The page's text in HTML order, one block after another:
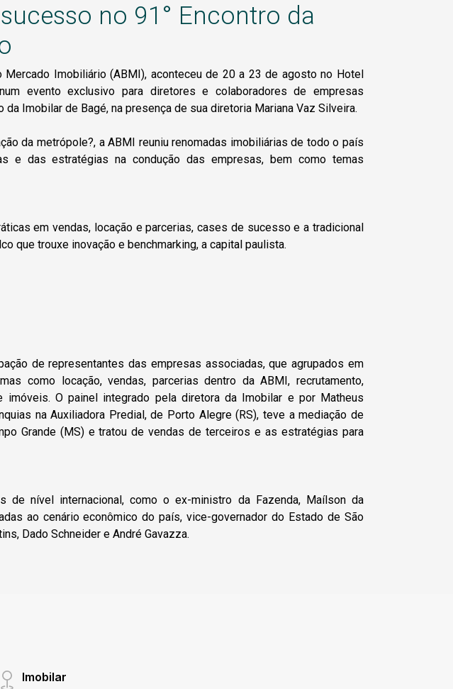
no 91° Encontro da
Imobiliário (ABMI), aconteceu de 20 a 23 de agosto no Hotel
evento exclusivo para diretores e colaboradores de empresas
Imobilar de Bagé, na presença de sua diretoria Mariana Vaz Silveira.
da metrópole?, a ABMI reuniu renomadas imobiliárias de todo o país
e das estratégias na condução das empresas, bem como temas
em vendas, locação e parcerias, cases de sucesso e a tradicional
que trouxe inovação e benchmarking, a capital paulista.
de representantes das empresas associadas, que agrupados em
como locação, vendas, parcerias dentro da ABMI, recrutamento,
imóveis. O painel integrado pela diretora da Imobilar e por Matheus
na Auxiliadora Predial, de Porto Alegre (RS), teve a mediação de
Grande (MS) e tratou de vendas de terceiros e as estratégias para
de nível internacional, como o ex-ministro da Fazenda, Maílson da
ao cenário econômico do país, vice-governador do Estado de São
Dado Schneider e André Gavazza.
Imobilar